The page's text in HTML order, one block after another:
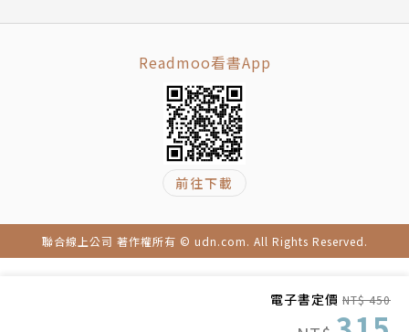
電子書定價 NT$ 450
09 禦寒衣著
01 平和的新英格蘭夏日午後
02 全新的自己
03 傾盡全力
Readmoo看書App
前往下載
聯合線上公司 著作權所有 © udn.com. All Rights Reserved.